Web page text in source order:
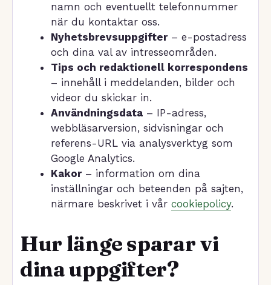
namn och eventuellt telefonnummer
när du kontaktar oss.
Nyhetsbrevsuppgifter– e-postadress
och dina val av intresseområden.
Tips och redaktionell korrespondens
– innehåll i meddelanden, bilder och
videor du skickar in.
Användningsdata – IP-adress,
webbläsarversion, sidvisningar och
referens-URL via analysverktyg som
Google Analytics.
Kakor– information om dina
inställningar och beteenden på sajten,
närmare beskrivet i vår cookiepolicy.
Hur länge sparar vi
dina uppgifter?